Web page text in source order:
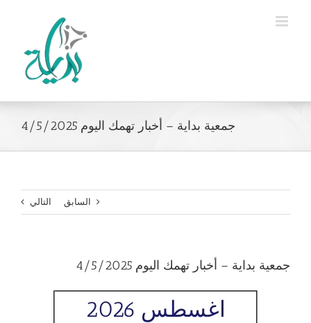
جمعية بداية – أخبار تهمك اليوم 4/5/2025
السابق التالي
جمعية بداية – أخبار تهمك اليوم 4/5/2025
اغسطس 2026